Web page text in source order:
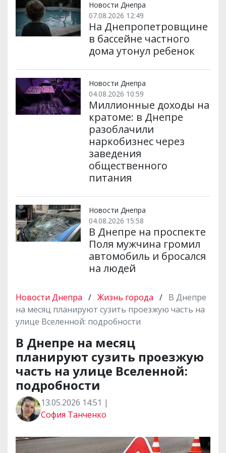
и k m p
Новости Днепра
07.08.2026 12:49
На Днепропетровщине
в бассейне частного
дома утонул ребенок
Новости Днепра
04.08.2026 10:59
Миллионные доходы на
кратоме: в Днепре
разоблачили
наркобизнес через
заведения
общественного
питания
Новости Днепра
04.08.2026 15:58
В Днепре на проспекте
Поля мужчина громил
автомобиль и бросался
на людей
Новости Днепра / Жизнь города / В Днепре
на месяц планируют сузить проезжую часть на
улице Вселенной: подробности
В Днепре на месяц
планируют сузить проезжую
часть на улице Вселенной:
подробности
13.05.2026 14:51 |
София Танченко